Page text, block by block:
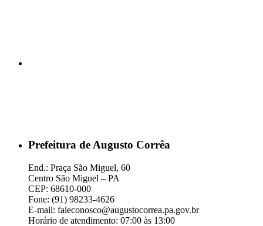
Prefeitura de Augusto Corrêa
End.: Praça São Miguel, 60
Centro São Miguel – PA
CEP: 68610-000
Fone: (91) 98233-4626
E-mail: faleconosco@augustocorrea.pa.gov.br
Horário de atendimento: 07:00 às 13:00